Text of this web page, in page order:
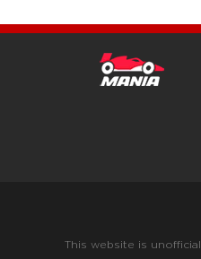
This website is unofficial